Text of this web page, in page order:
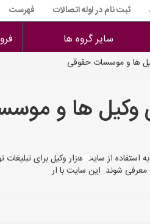
ثبت نام در لوله اتصالات فهرست
سایر گروه ها
ها و موسسات حقوقی
وکیل ها و
از سایت هزار وکیل برای
شوند. این سایت با ار